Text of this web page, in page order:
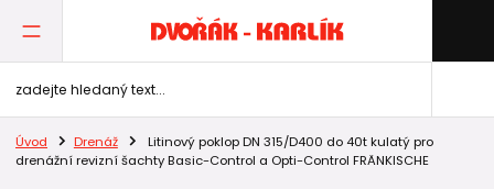
Úvod Drenáž
Litinový poklop DN 315/D400 do 40t kulatý pro
drenážní revizní šachty Basic-Control a Opti-Control FRÄNKISCHE